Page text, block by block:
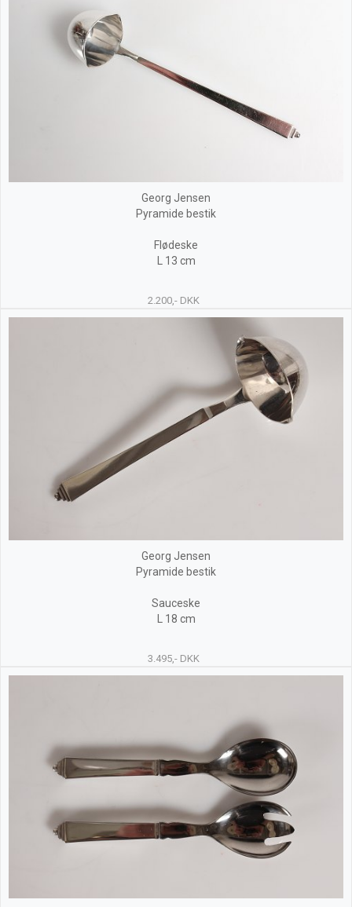
Georg Jensen
Pyramide bestik
Flødeske
L 13 cm
2.200,- DKK
Georg Jensen
Pyramide bestik
Sauceske
L 18 cm
3.495,- DKK